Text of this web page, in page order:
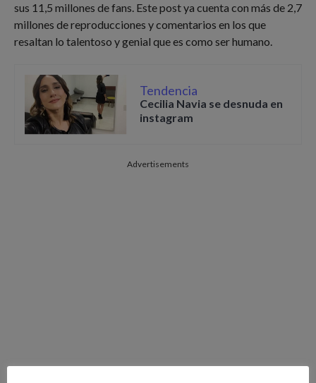
sus 11,5 millones de fans. Este post ya cuenta con más de 2,7
millones de reproducciones y comentarios en los que
resaltan lo talentoso y genial que es como ser humano.
Tendencia
Cecilia Navia se desnuda en
instagram
Advertisements